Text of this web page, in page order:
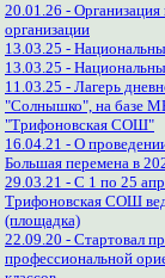
20.01.26 - Организация
организации
13.03.25 -
13.03.25 -
11.03.25 - Лагерь
"Солнышко", на базе
"Трифоновская СОШ"
16.04.21 - О
Большая перемена в
29.03.21 - С 1 по 25
Трифоновская СОШ
(площадка)
22.09.20 - Стартовал
профессиональной